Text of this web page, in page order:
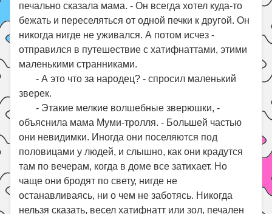
печально сказала мама. - Он всегда хотел куда-то
бежать и переселяться от одной печки к другой. Он
никогда нигде не уживался. А потом исчез -
отправился в путешествие с хатифнаттами, этими
маленькими странниками.
- А это что за народец? - спросил маленький
зверек.
- Этакие мелкие волшебные зверюшки, -
объяснила мама Муми-тролля. - Большей частью
они невидимки. Иногда они поселяются под
половицами у людей, и слышно, как они крадутся
там по вечерам, когда в доме все затихает. Но
чаще они бродят по свету, нигде не
останавливаясь, ни о чем не заботясь. Никогда
нельзя сказать, весел хатифнатт или зол, печален